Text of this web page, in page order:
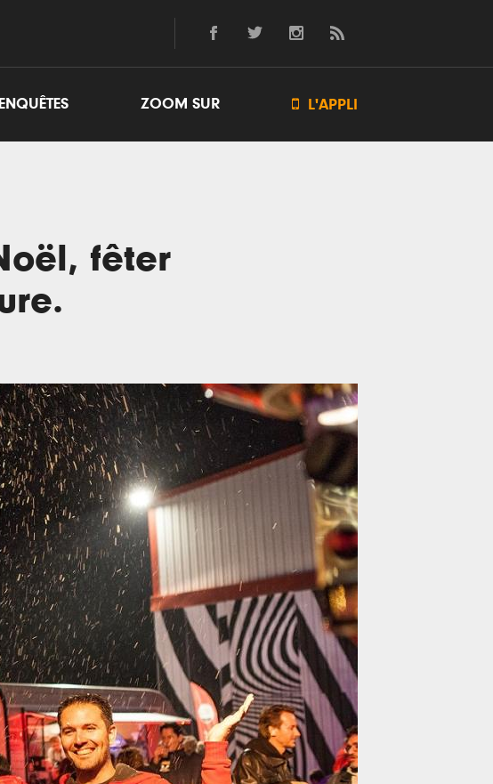
ENQUÊTES ZOOM SUR  L'APPLI
fêter